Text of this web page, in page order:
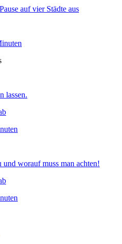
auf vier Städte aus
lassen.
worauf muss man achten!